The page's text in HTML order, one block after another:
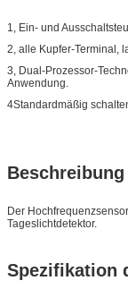
1, Ein- und
2, alle Kupfer-Terminal,
3, Dual-Prozessor-
Anwendung.
4Standardmäßig
Der
Tageslichtdetektor.
Spezifikation